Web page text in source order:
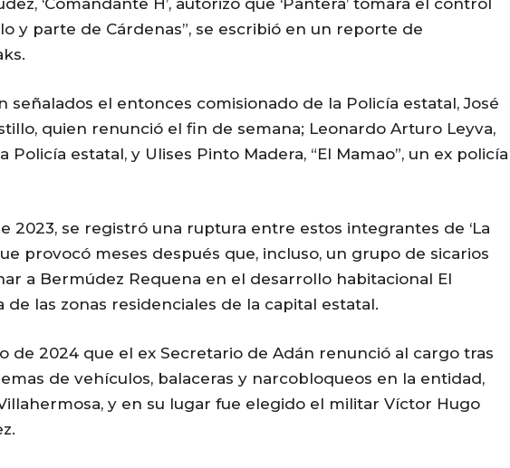
‘Comandante H’, autorizó que ‘Pantera’ tomara el control
y parte de Cárdenas”, se escribió en un reporte de
señalados el entonces comisionado de la Policía estatal, José
quien renunció el fin de semana; Leonardo Arturo Leyva,
Policía estatal, y Ulises Pinto Madera, “El Mamao”, un ex policía
2023, se registró una ruptura entre estos integrantes de ‘La
provocó meses después que, incluso, un grupo de sicarios
a Bermúdez Requena en el desarrollo habitacional El
de las zonas residenciales de la capital estatal.
de 2024 que el ex Secretario de Adán renunció al cargo tras
de vehículos, balaceras y narcobloqueos en la entidad,
y en su lugar fue elegido el militar Víctor Hugo